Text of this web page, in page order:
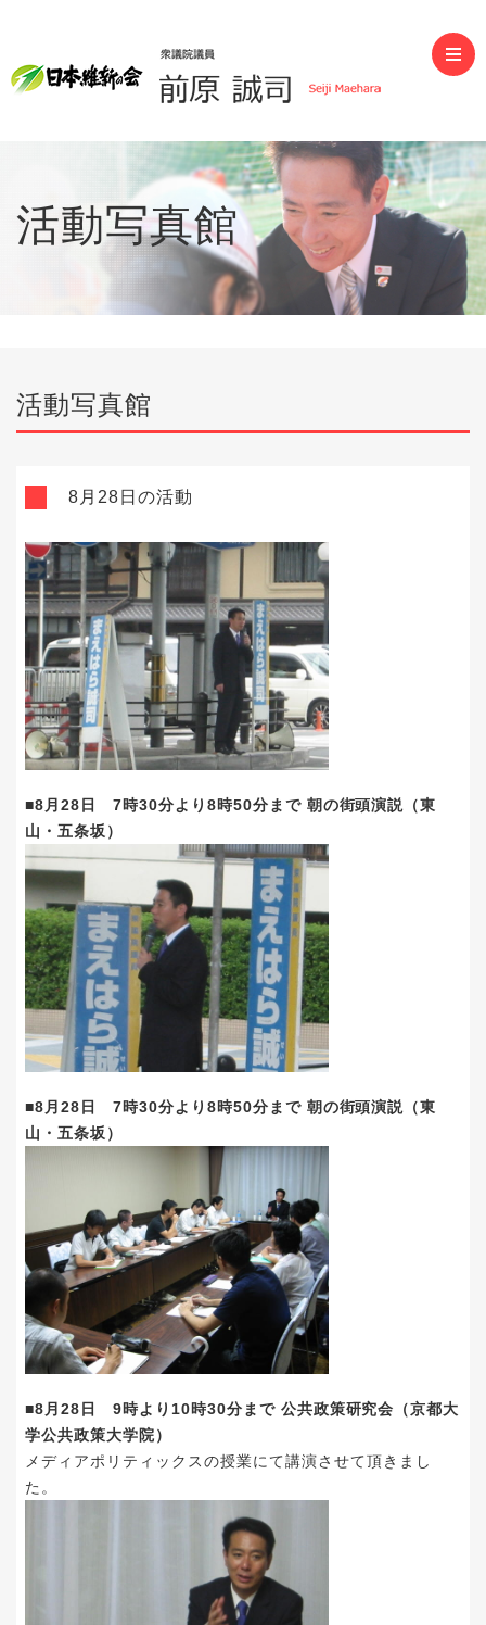
前原誠司（衆議院議員）
活動写真館
活動写真館
8月28日の活動
■8月28日 7時30分より8時50分まで 朝の街頭演説（東
山・五条坂）
■8月28日 7時30分より8時50分まで 朝の街頭演説（東
山・五条坂）
■8月28日 9時より10時30分まで 公共政策研究会（京都大
学公共政策大学院）
メディアポリティックスの授業にて講演させて頂きまし
た。